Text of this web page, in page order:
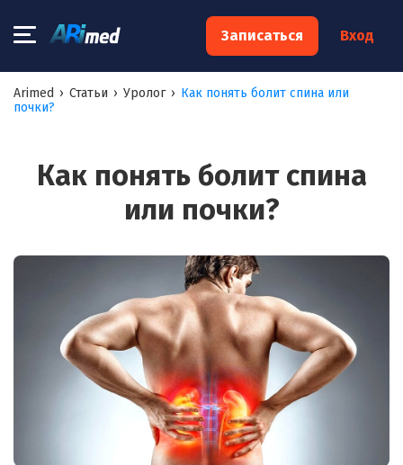
Записаться Вход
Arimed › Статьи › Уролог › Как понять болит спина или
почки?
Как понять болит спина
или почки?
×
Запишитесь на консультацию к
Я согласен наобработку моих персональных данных